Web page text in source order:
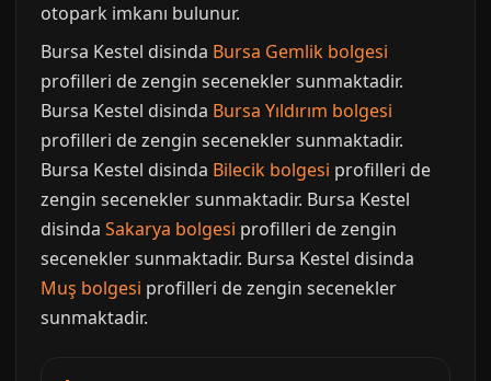
otopark imkanı bulunur.
Bursa Kestel disinda Bursa Gemlik bolgesi
profilleri de zengin secenekler sunmaktadir.
Bursa Kestel disinda Bursa Yıldırım bolgesi
profilleri de zengin secenekler sunmaktadir.
Bursa Kestel disinda Bilecik bolgesi profilleri de
zengin secenekler sunmaktadir. Bursa Kestel
disinda Sakarya bolgesi profilleri de zengin
secenekler sunmaktadir. Bursa Kestel disinda
Muş bolgesi profilleri de zengin secenekler
sunmaktadir.